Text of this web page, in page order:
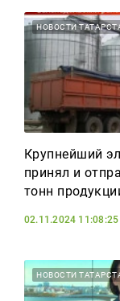
НОВОСТИ
Крупнейший
принял и
тонн
02.11.2024 11:08:25
НОВОСТИ